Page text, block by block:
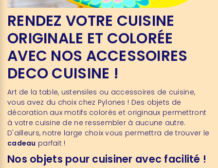
RENDEZ VOTRE CUISINE
ORIGINALE ET COLORÉE
AVEC NOS ACCESSOIRES
DECO CUISINE !
Art de la table, ustensiles ou accessoires de cuisine,
vous avez du choix chez Pylones ! Des objets de
décoration aux motifs colorés et originaux permettront
à votre cuisine de ne ressembler à aucune autre.
D'ailleurs, notre large choix vous permettra de trouver le
cadeau parfait !
Nos objets pour cuisiner avec facilité !